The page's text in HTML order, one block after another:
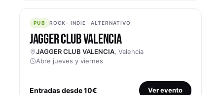
PUB
PUB ROCK · INDIE · ALTERNATIVO
JAGGER CLUB VALENCIA
JAGGER CLUB VALENCIA, Valencia
Abre jueves y viernes
Entradas desde 10€ Ver evento